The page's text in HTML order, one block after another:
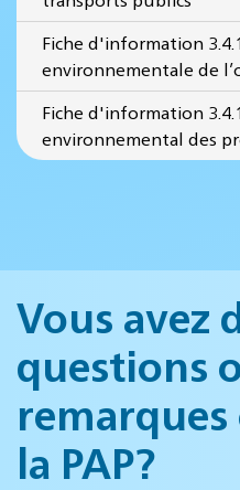
Fiche d'information
environnementale de
Fiche d'information
environnemental des
Vous avez
questions
la PAP?